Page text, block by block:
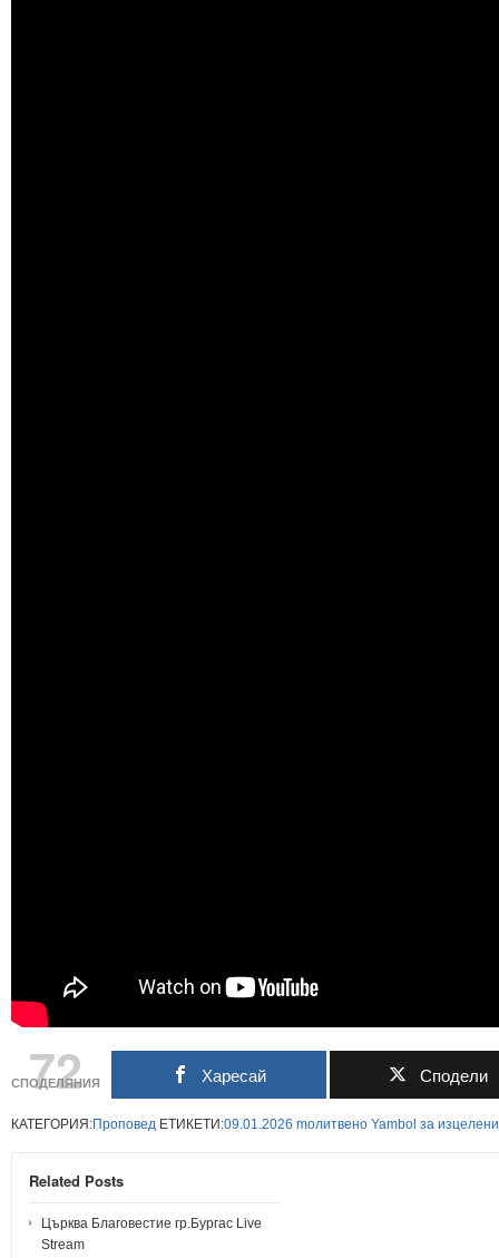
72
СПОДЕЛЯНИЯ Харесай Сподели
КАТЕГОРИЯ:Проповед ЕТИКЕТИ:09.01.2026 mолитвено Yambol за
Related Posts
Църква Благовестие гр.Бургас Live
Stream